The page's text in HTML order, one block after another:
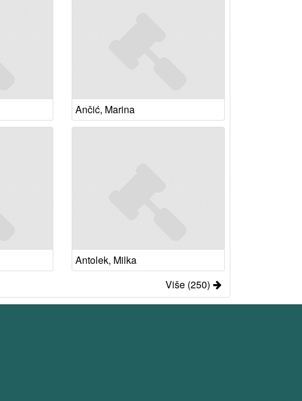
Ančić, Marina
Antolek, Milka
Više (250)